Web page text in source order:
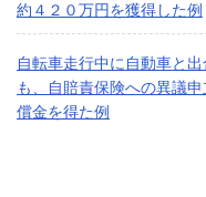
約４２０万円を獲得した例
自転車走行中に自動車と
も、自賠責保険への異議
償金を得た例